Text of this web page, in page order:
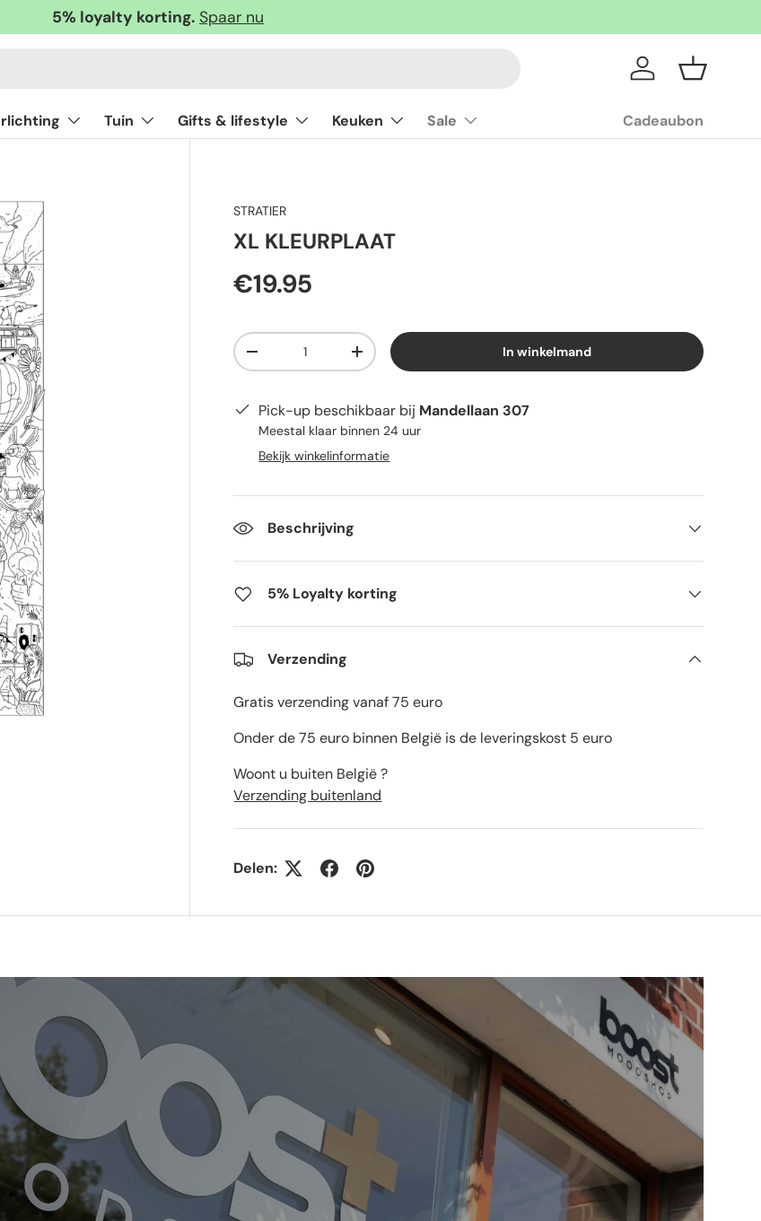
5% loyalty korting. Spaar nu
InloggenMandje
Tuin Gifts & lifestyle Keuken Sale Cadeaubon
STRATIER
XL KLEURPLAAT
€19.95
Aantal
-
+ In winkelmand
Pick-up beschikbaar bij Mandellaan 307
Meestal klaar binnen 24 uur
Bekijk winkelinformatie
Beschrijving
5% Loyalty korting
Verzending
Gratis verzending vanaf 75 euro
Onder de 75 euro binnen België is de leveringskost 5 euro
Woont u buiten België ?
Verzending buitenland
Delen: